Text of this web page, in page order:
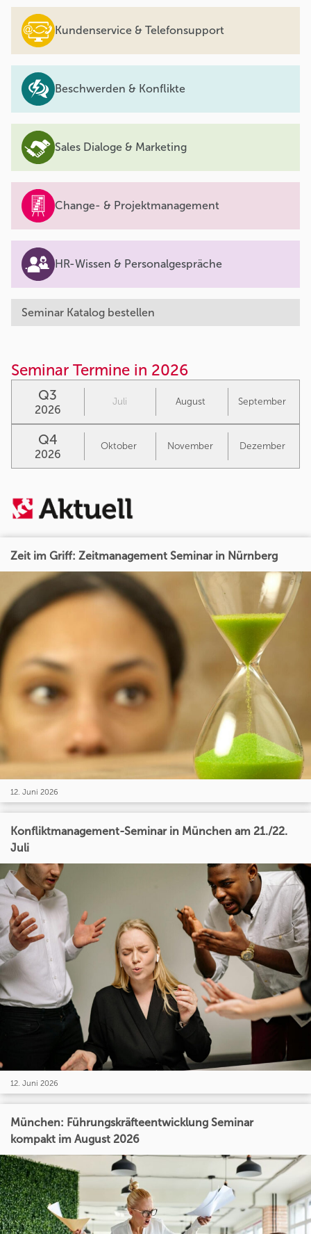
Zeit im Griff: Zeitmanagement Seminar in Nürnberg
12. Juni 2026
Konfliktmanagement-Seminar in München am 21./22.
Juli
12. Juni 2026
München: Führungskräfteentwicklung Seminar
kompakt im August 2026
Kundenservice & Telefonsupport
Beschwerden & Konflikte
Sales Dialoge & Marketing
Change- & Projektmanagement
HR-Wissen & Personalgespräche
Seminar Katalog bestellen
Seminar Termine in 2026
Q3
2026
Juli August September
Q4
2026
Oktober November Dezember